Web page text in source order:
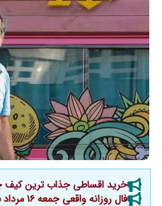
خرید اقساطی جذاب ترین
فال روزانه واقعی جمعه ۱۶ مرداد ۱۴۰۵ | فال امروز شما